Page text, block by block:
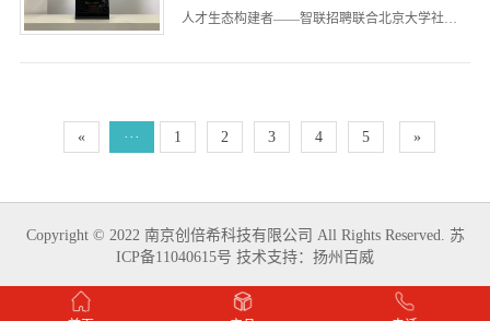
人才生态构建者——智联招聘联合北京大学社会
« ··· 1 2 3 4 5 »
Copyright © 2022 南京创倍希科技有限公司 All Rights Reserved. 苏
ICP备11040615号 技术支持： 扬州百威